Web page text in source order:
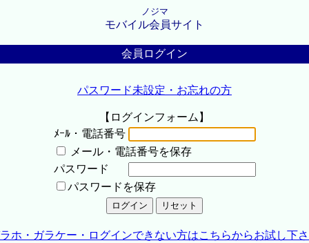
ノジマ
モバイル会員サイト
会員ログイン
パスワード未設定・お忘れの方
【ログインフォーム】
ﾒｰﾙ・電話番号
メール・電話番号を保存
パスワード
パスワードを保存
ホ・ガラケー・ログインできない方はこちらからお試し下